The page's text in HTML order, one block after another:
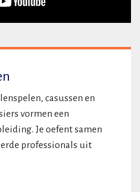
casussen en
vormen een
Je oefent samen
professionals uit